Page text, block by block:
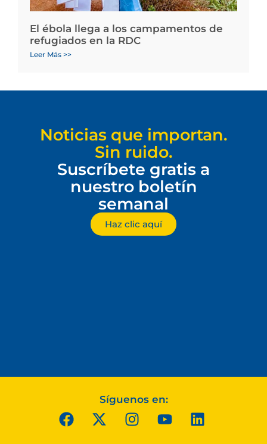
El ébola llega a los campamentos de
refugiados en la RDC
Leer Más >>
Noticias que importan.
Sin ruido.
Suscríbete gratis a
nuestro boletín
semanal
Haz clic aquí
Síguenos en: